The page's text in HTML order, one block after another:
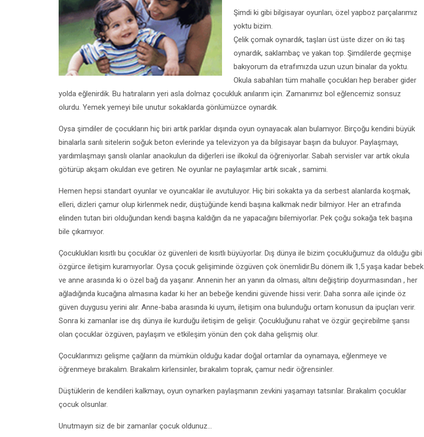
Şimdi ki gibi bilgisayar oyunları, özel yapboz parçalarımız
yoktu bizim.
Çelik çomak oynardık, taşları üst üste dizer on iki taş
oynardık, saklambaç ve yakan top. Şimdilerde geçmişe
bakıyorum da etrafımızda uzun uzun binalar da yoktu.
Okula sabahları tüm mahalle çocukları hep beraber gider
yolda eğlenirdik. Bu hatıraların yeri asla dolmaz çocukluk anılarım için. Zamanımız bol eğlencemiz sonsuz
olurdu. Yemek yemeyi bile unutur sokaklarda gönlümüzce oynardık.
Oysa şimdiler de çocukların hiç biri artık parklar dışında oyun oynayacak alan bulamıyor. Birçoğu kendini büyük
binalarla sarılı sitelerin soğuk beton evlerinde ya televizyon ya da bilgisayar başın da buluyor. Paylaşmayı,
yardımlaşmayı şanslı olanlar anaokulun da diğerleri ise ilkokul da öğreniyorlar. Sabah servisler var artık okula
götürüp akşam okuldan eve getiren. Ne oyunlar ne paylaşımlar artık sıcak , samimi.
Hemen hepsi standart oyunlar ve oyuncaklar ile avutuluyor. Hiç biri sokakta ya da serbest alanlarda koşmak,
elleri, dizleri çamur olup kirlenmek nedir, düştüğünde kendi başına kalkmak nedir bilmiyor. Her an etrafında
elinden tutan biri olduğundan kendi başına kaldığın da ne yapacağını bilemiyorlar. Pek çoğu sokağa tek başına
bile çıkamıyor.
Çocuklukları kısıtlı bu çocuklar öz güvenleri de kısıtlı büyüyorlar. Dış dünya ile bizim çocukluğumuz da olduğu gibi
özgürce iletişim kuramıyorlar. Oysa çocuk gelişiminde özgüven çok önemlidir.Bu dönem ilk 1,5 yaşa kadar bebek
ve anne arasında ki o özel bağ da yaşanır. Annenin her an yanın da olması, altını değiştirip doyurmasından , her
ağladığında kucağına almasına kadar ki her an bebeğe kendini güvende hissi verir. Daha sonra aile içinde öz
güven duygusu yerini alır. Anne-baba arasında ki uyum, iletişim ona bulunduğu ortam konusun da ipuçları verir.
Sonra ki zamanlar ise dış dünya ile kurduğu iletişim de gelişir. Çocukluğunu rahat ve özgür geçirebilme şansı
olan çocuklar özgüven, paylaşım ve etkileşim yönün den çok daha gelişmiş olur.
Çocuklarımızı gelişme çağların da mümkün olduğu kadar doğal ortamlar da oynamaya, eğlenmeye ve
öğrenmeye bırakalım. Bırakalım kirlensinler, bırakalım toprak, çamur nedir öğrensinler.
Düştüklerin de kendileri kalkmayı, oyun oynarken paylaşmanın zevkini yaşamayı tatsınlar. Bırakalım çocuklar
çocuk olsunlar.
Unutmayın siz de bir zamanlar çocuk oldunuz…